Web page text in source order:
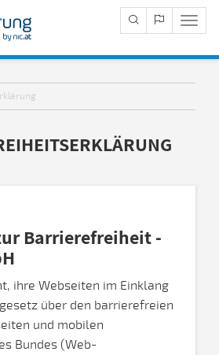
Barrierefreiheit -
ihre Webseiten im Einklang
über den barrierefreien
und mobilen
Bundes (Web-